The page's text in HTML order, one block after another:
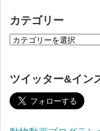
カテゴリー
ツイッター&イン